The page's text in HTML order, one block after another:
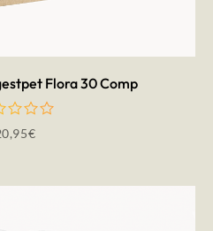
Flora 30 Comp
€